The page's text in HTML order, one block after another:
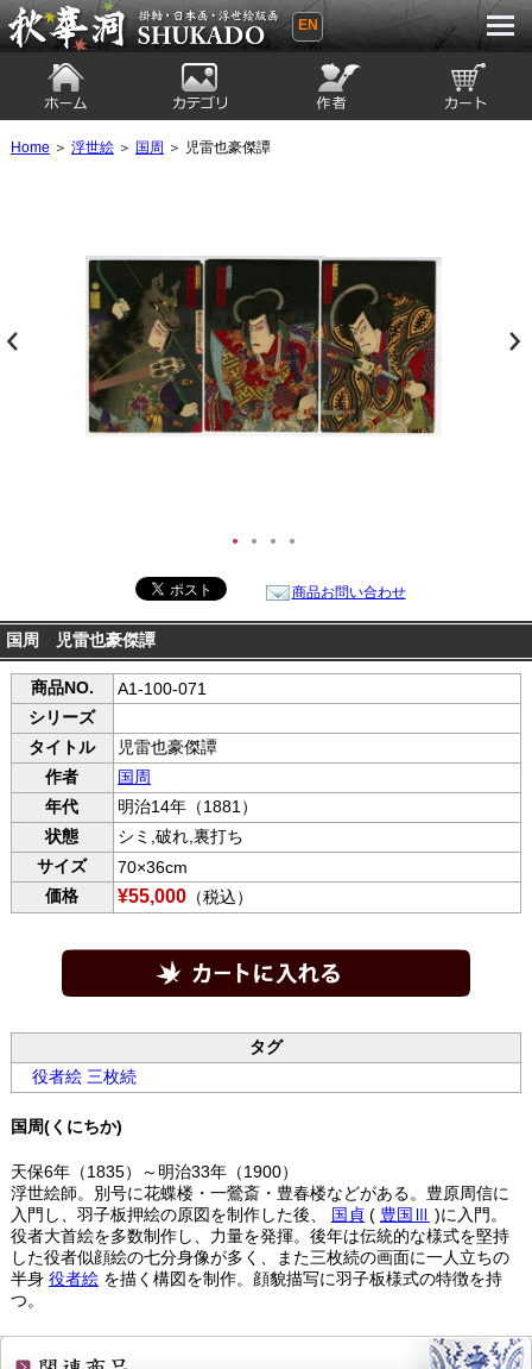
秋華洞 SHUKADO 掛軸・日本画・浮世
EN
Home ＞ 浮世絵＞ 国周 ＞ 児雷也豪傑譚
● ● ● ●
商品お問い合わせ
国周 児雷也豪傑譚
商品NO.
A1-100-071
シリーズ
タイトル
児雷也豪傑譚
作者
国周
年代
明治14年（1881）
状態
シミ,破れ,裏打ち
サイズ
70×36cm
価格
¥55,000（税込）
タグ
役者絵 三枚続
国周(くにちか)
天保6年（1835）～明治33年（1900）
浮世絵師。別号に花蝶楼・一鶯斎・豊春楼などがある。豊原周信に
入門し、羽子板押絵の原図を制作した後、 国貞( 豊国Ⅲ )に入門。
役者大首絵を多数制作し、力量を発揮。後年は伝統的な様式を堅持
した役者似顔絵の七分身像が多く、また三枚続の画面に一人立ちの
半身 役者絵を描く構図を制作。顔貌描写に羽子板様式の特徴を持
つ。